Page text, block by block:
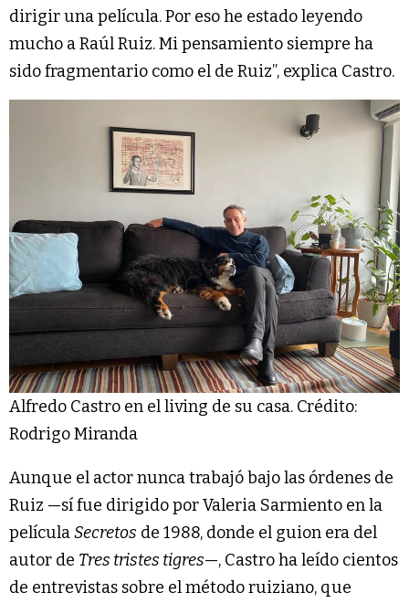
dirigir una película. Por eso he estado leyendo
mucho a Raúl Ruiz. Mi pensamiento siempre ha
sido fragmentario como el de Ruiz”, explica Castro.
Alfredo Castro en el living de su casa. Crédito:
Rodrigo Miranda
Aunque el actor nunca trabajó bajo las órdenes de
Ruiz —sí fue dirigido por Valeria Sarmiento en la
películaSecretos de 1988, donde el guion era del
autor de Tres tristes tigres—, Castro ha leído cientos
de entrevistas sobre el método ruiziano, que